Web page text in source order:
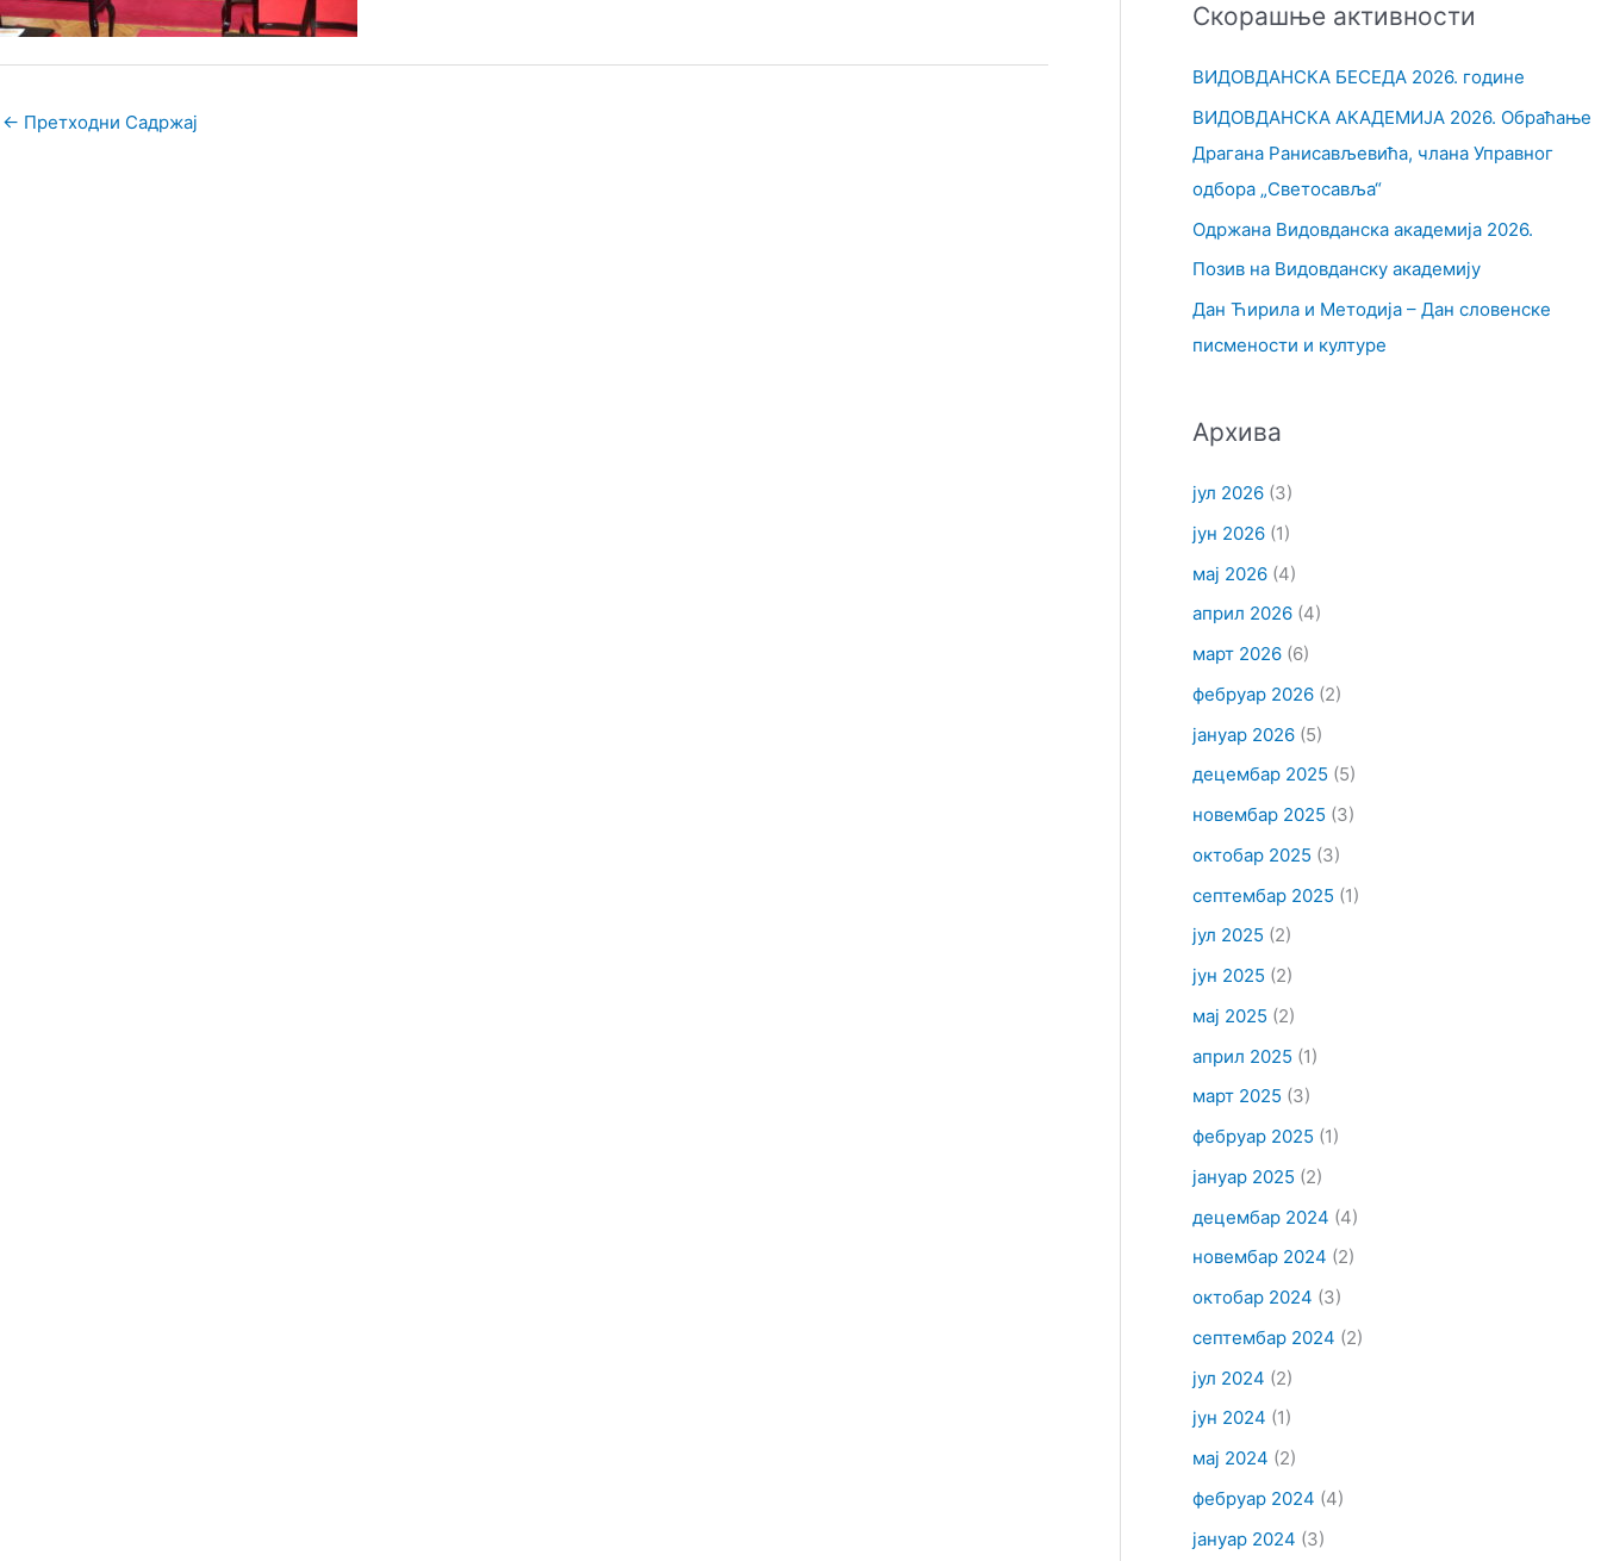
← Претходни Садржај
т
р
а
:
Скорашње активности
ВИДОВДАНСКА БЕСЕДА 2026. године
ВИДОВДАНСКА АКАДЕМИЈА 2026. Обраћање
Драгана Ранисављевића, члана Управног
одбора „Светосавља“
Одржана Видовданска академија 2026.
Позив на Видовданску академију
Дан Ћирила и Методија – Дан словенске
писмености и културе
Архива
јул 2026(3)
јун 2026(1)
мај 2026(4)
април 2026(4)
март 2026(6)
фебруар 2026(2)
јануар 2026(5)
децембар 2025 (5)
новембар 2025 (3)
октобар 2025 (3)
септембар 2025 (1)
јул 2025 (2)
јун 2025 (2)
мај 2025 (2)
април 2025 (1)
март 2025 (3)
фебруар 2025 (1)
јануар 2025 (2)
децембар 2024 (4)
новембар 2024 (2)
октобар 2024 (3)
септембар 2024 (2)
јул 2024 (2)
јун 2024 (1)
мај 2024 (2)
фебруар 2024 (4)
јануар 2024 (3)